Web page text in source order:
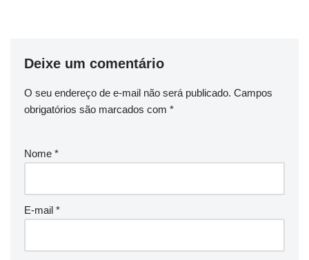
Deixe um comentário
O seu endereço de e-mail não será publicado. Campos
obrigatórios são marcados com *
Nome *
E-mail *